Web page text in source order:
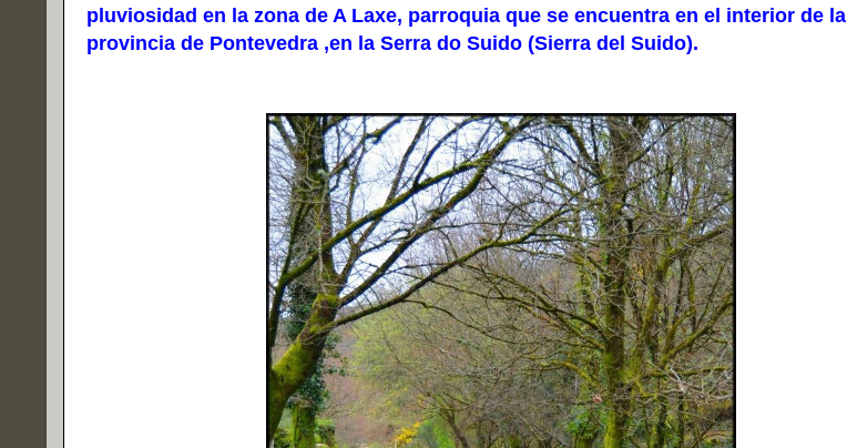
pluviosidad en la zona de A Laxe, parroquia que se encuentra en el interior de la
provincia de Pontevedra ,en la Serra do Suido (Sierra del Suido).